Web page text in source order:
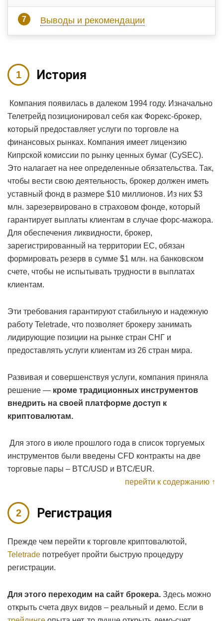
Выводы и рекомендации
История
Компания появилась в далеком 1994 году. Изначально
Телетрейд позиционировал себя как Форекс-брокер,
который предоставляет услуги по торговле на
финансовых рынках. Компания имеет лицензию
Кипрской комиссии по рынку ценных бумаг (CySEC).
Это налагает на нее определенные обязательства. Так,
чтобы вести свою деятельность, брокер должен иметь
уставный фонд в размере $10 миллионов. Из них $3
млн. зарезервировано в страховом фонде, который
гарантирует выплаты клиентам в случае форс-мажора.
Для обеспечения ликвидности, брокер,
зарегистрированный на территории ЕС, обязан
формировать резерв в сумме $1 млн. на банковском
счете, чтобы не испытывать трудности в выплатах
клиентам.
Эти требования гарантируют стабильную и надежную
работу Teletrade, что позволяет брокеру занимать
лидирующие позиции на рынке стран СНГ и
предоставлять услуги клиентам из 26 стран мира.
Развивая и совершенствуя услуги, компания приняла
решение — кроме традиционных инструментов
внедрить на своей платформе доступ к
криптовалютам.
Для этого в июле прошлого года в список торгуемых
инструментов были введены CFD контракты на две
торговые пары – BTC/USD и BTC/EUR.
перейти к содержанию ↑
Регистрация
Прежде чем перейти к торговле криптовалютой,
Teletrade потребует пройти быструю процедуру
регистрации.
Для этого переходим на сайт брокера. Здесь можно
открыть счета двух видов – реальный и демо. Если в